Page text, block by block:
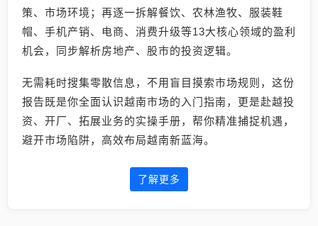
策、市场环境；再逐一拆解餐饮、农林渔牧、服装鞋
帽、手机产销、电商、消费升级等13大核心领域的盈利
机会，同步解析房地产、股市的投资逻辑。
无需耗时搜集零散信息，不用盲目摸索市场规则，这份
报告既是你全面认识越南市场的入门指南，更是赴越投
资、开厂、拓展业务的实操手册，帮你精准捕捉机遇，
避开市场陷阱，高效布局越南新蓝海。
了解更多